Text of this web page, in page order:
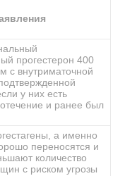
прогестерон 400
с внутриматочной
у них есть
и ранее был
а именно
переносятся и
количество
с риском угрозы